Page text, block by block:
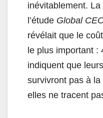
inévitablement.
l’étude Global
révélait que le
le plus important :
indiquent que
survivront pas à
elles ne tracent